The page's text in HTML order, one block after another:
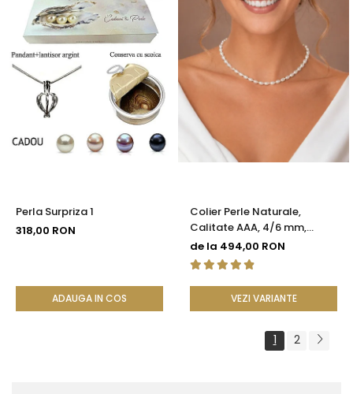
Perla Surpriza 1
318,00 RON
ADAUGA IN COS
Colier Perle Naturale,
Calitate AAA, 4/6 mm,
Ovale, Închizătoare Argint
925 | KASKADDA®
de la 494,00 RON
VEZI VARIANTE
1 2